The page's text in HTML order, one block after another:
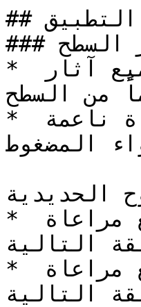
## ارشادات التطبيق
### تجهيز السطح
* إعداد السطح بصنفرته حتى تزول الحبيبات وجميع آثار
من السطح.
* تنظيف السطح من غبار الصنفرة بواسطة فرشاة ناعمة
المضغوط.
الحديدية:
* طلاء طبقة أو طبقتين من الأساس "{{44}}" , مع مراعاة
التالية.
* طلاء طبقتين من الدهان النهائي "{{21}}" مع مراعاة
التالية.